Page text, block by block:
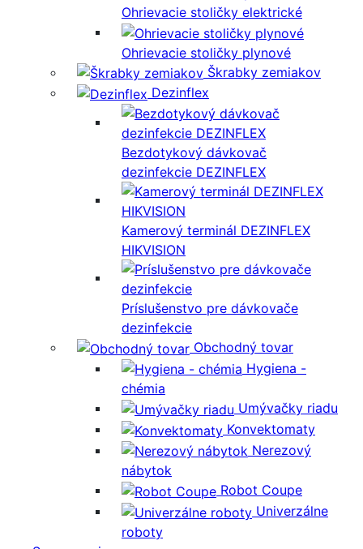
Ohrievacie stoličky elektrické
Ohrievacie stoličky plynové
Škrabky zemiakov
Dezinflex
Bezdotykový dávkovač
dezinfekcie DEZINFLEX
Kamerový terminál DEZINFLEX
HIKVISION
Príslušenstvo pre dávkovače
dezinfekcie
Obchodný tovar
Hygiena -
chémia
Umývačky riadu
Konvektomaty
Nerezový
nábytok
Robot Coupe
Univerzálne
roboty